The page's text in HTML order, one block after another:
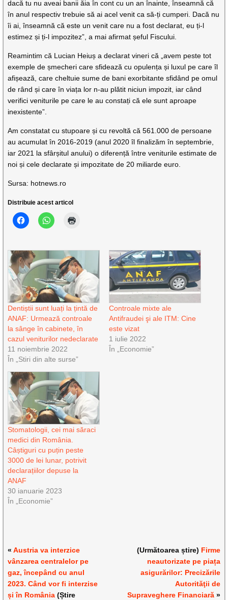
dacă tu nu aveai banii ăia în cont cu un an înainte, înseamnă că
în anul respectiv trebuie să ai acel venit ca să-ți cumperi. Dacă nu
îi ai, înseamnă că este un venit care nu a fost declarat, eu ți-l
estimez și ți-l impozitez”, a mai afirmat șeful Fiscului.
Reamintim că Lucian Heiuș a declarat vineri că „avem peste tot
exemple de șmecheri care sfidează cu opulența și luxul pe care îl
afișează, care cheltuie sume de bani exorbitante sfidând pe omul
de rând și care în viața lor n-au plătit niciun impozit, iar când
verifici veniturile pe care le au constați că ele sunt aproape
inexistente”.
Am constatat cu stupoare și cu revoltă că 561.000 de persoane
au acumulat în 2016-2019 (anul 2020 îl finalizăm în septembrie,
iar 2021 la sfârșitul anului) o diferență între veniturile estimate de
noi și cele declarate și impozitate de 20 miliarde euro.
Sursa: hotnews.ro
Distribuie acest articol
Dentiștii sunt luați la țintă de
ANAF: Urmează controale
la sânge în cabinete, în
cazul veniturilor nedeclarate
11 noiembrie 2022
În „Stiri din alte surse”
Controale mixte ale
Antifraudei şi ale ITM: Cine
este vizat
1 iulie 2022
În „Economie”
Stomatologii, cei mai săraci
medici din România.
Câștiguri cu puțin peste
3000 de lei lunar, potrivit
declarațiilor depuse la
ANAF
30 ianuarie 2023
În „Economie”
«Austria va interzice
vânzarea centralelor pe
gaz, începând cu anul
2023. Când vor fi interzise
și în România (Știre
(Următoarea știre) Firme
neautorizate pe piața
asigurărilor: Precizările
Autorităţii de
Supraveghere Financiară»